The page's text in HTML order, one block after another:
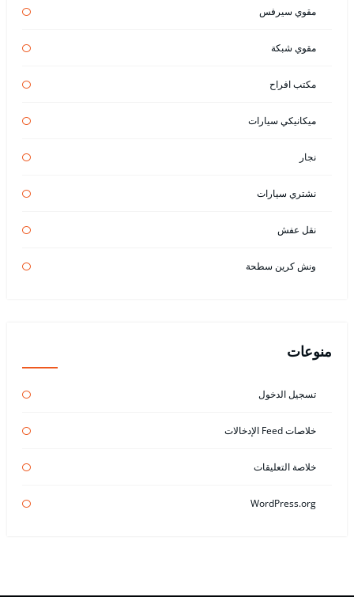
مقوي سيرفس
مقوي شبكة
مكتب افراح
ميكانيكي سيارات
نجار
نشتري سيارات
نقل عفش
ونش كرين سطحة
منوعات
تسجيل الدخول
خلاصات Feed الإدخالات
خلاصة التعليقات
WordPress.org